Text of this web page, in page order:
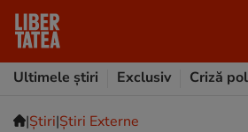
Ultimele știri
Exclusiv Criză
|Ştiri|Știri Externe